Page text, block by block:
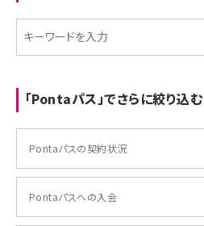
「Pontaパス」でさらに絞り込む
Pontaパスの契約状況
Pontaパスへの入会